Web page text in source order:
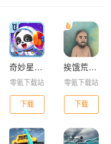
奇妙星际宇航员
零氪下载站
下载
挨饿荒野联机版
零氪下载站
下载